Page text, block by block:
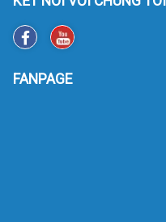
FANPAGE